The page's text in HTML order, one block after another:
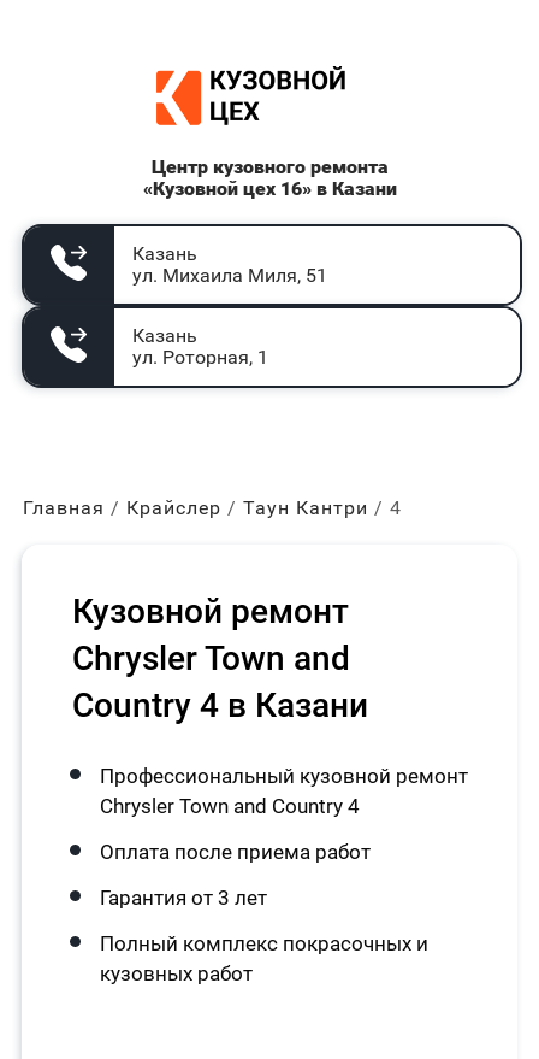
Центр кузовного ремонта
«Кузовной цех 16» в Казани
Казань
ул. Михаила Миля, 51
Казань
ул. Роторная, 1
Главная Крайслер Таун Кантри 4
Кузовной ремонт
Chrysler Town and
Country 4 в Казани
Профессиональный кузовной ремонт
Chrysler Town and Country 4
Оплата после приема работ
Гарантия от 3 лет
Полный комплекс покрасочных и
кузовных работ